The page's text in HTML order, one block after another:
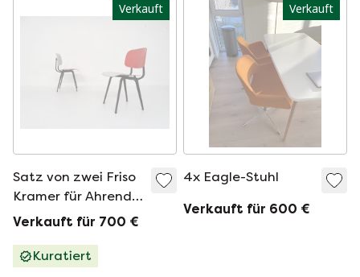
Verkauft
Satz von zwei Friso
Kramer für Ahrend
de Cirkel 'revolt'-
Niederlande 1950er
Verkauft für 700 €
Kuratiert
Verkauft
4x Eagle-Stuhl
Verkauft für 600 €